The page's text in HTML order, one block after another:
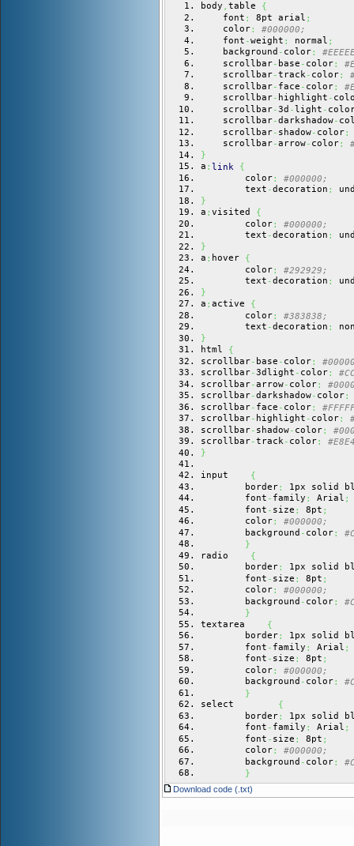
body , table {
    font
: 8pt arial ;
    color
:
#000000;
    font
-weight : normal ;
    background
- color:
    scrollbar
- base - color:
    scrollbar
-track- color:
    scrollbar
- face - color:
    scrollbar
- highlight -
    scrollbar
-3d -light -
    scrollbar
-darkshadow-
    scrollbar
- shadow- color:
    scrollbar
-arrow- color:
}
a : link
{
        color
:
#000000;
        text
-decoration :
}
a : visited {
        color
:
#000000;
        text
-decoration :
}
a : hover {
        color
:
#292929;
        text
-decoration :
}
a : active {
        color
:
#383838;
        text
-decoration :
}
html {
scrollbar- base - color:
scrollbar-3dlight - color:
scrollbar-arrow- color:
scrollbar-darkshadow- color:
scrollbar- face - color:
scrollbar- highlight - color:
scrollbar- shadow- color:
scrollbar-track- color:
}
input {
        border
:
1px solid
        font
- family : Arial ;
        font
- size : 8pt ;
        color
:
#000000;
        background
- color:
}
radio {
        border
:
1px solid
        font
- size : 8pt ;
        color
:
#000000;
        background
- color:
}
textarea {
        border
:
1px solid
        font
- family : Arial ;
        font
- size : 8pt ;
        color
:
#000000;
        background
- color:
}
select {
        border
:
1px solid
        font
- family : Arial ;
        font
- size : 8pt ;
        color
:
#000000;
        background
- color:
}
Download code (.txt)